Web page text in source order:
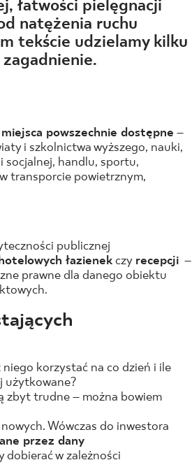
łatwości pielęgnacji
natężenia ruchu
tekście udzielamy kilku
miejsca powszechnie dostępne –
i szkolnictwa wyższego, nauki,
socjalnej, handlu, sportu,
transporcie powietrznym,
publicznej
łazienekczy recepcji–
prawne dla danego obiektu
korzystać na co dzień i ile
użytkowane?
zbyt trudne – można bowiem
Wówczas do inwestora
przez dany
dobierać w zależności